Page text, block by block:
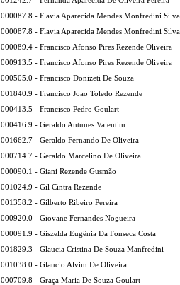
000087.8 - Flavia Aparecida Mendes Monfredini Silva
000087.8 - Flavia Aparecida Mendes Monfredini Silva
000089.4 - Francisco Afonso Pires Rezende Oliveira
000913.5 - Francisco Afonso Pires Rezende Oliveira
000505.0 - Francisco Donizeti De Souza
001840.9 - Francisco Joao Toledo Rezende
000413.5 - Francisco Pedro Goulart
000416.9 - Geraldo Antunes Valentim
001662.7 - Geraldo Fernando De Oliveira
000714.7 - Geraldo Marcelino De Oliveira
000090.1 - Giani Rezende Gusmão
001024.9 - Gil Cintra Rezende
001358.2 - Gilberto Ribeiro Pereira
000920.0 - Giovane Fernandes Nogueira
000091.9 - Giszelda Eugênia Da Fonseca Costa
001829.3 - Glaucia Cristina De Souza Manfredini
001038.0 - Glaucio Alvim De Oliveira
000709.8 - Graça Maria De Souza Goulart